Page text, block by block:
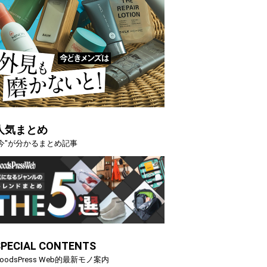
気まとめ
"が分かるまとめ記事
CONTENTS
Web的最新モノ案内